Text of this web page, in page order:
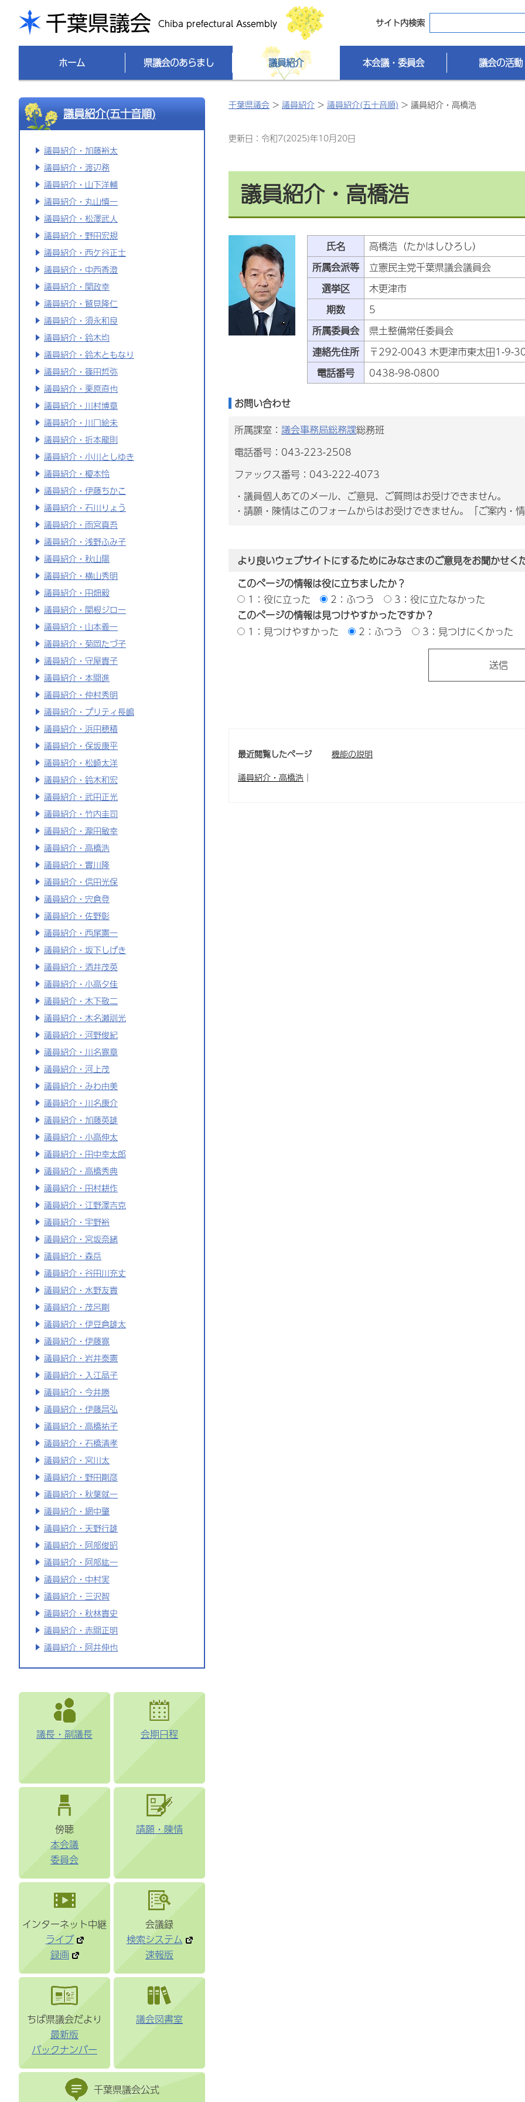
千葉県議会
サイト内検索
ホーム 県議会のあらまし 議員紹介 本会議・委員会 議会の活動
議員紹介(五十音順)
議員紹介・加藤裕太
議員紹介・渡辺務
議員紹介・山下洋輔
議員紹介・丸山慎一
議員紹介・松澤武人
議員紹介・野田宏規
議員紹介・西ケ谷正士
議員紹介・中西香澄
議員紹介・関政幸
議員紹介・鷲見隆仁
議員紹介・須永和良
議員紹介・鈴木均
議員紹介・鈴木ともなり
議員紹介・篠田哲弥
議員紹介・栗原直也
議員紹介・川村博章
議員紹介・川口絵未
議員紹介・折本龍則
議員紹介・小川としゆき
議員紹介・榎本怜
議員紹介・伊藤ちかこ
議員紹介・石川りょう
議員紹介・雨宮真吾
議員紹介・浅野ふみ子
議員紹介・秋山陽
議員紹介・横山秀明
議員紹介・田畑毅
議員紹介・関根ジロー
議員紹介・山本義一
議員紹介・菊岡たづ子
議員紹介・守屋貴子
議員紹介・本間進
議員紹介・仲村秀明
議員紹介・プリティ長嶋
議員紹介・浜田穂積
議員紹介・保坂康平
議員紹介・松崎太洋
議員紹介・鈴木和宏
議員紹介・武田正光
議員紹介・竹内圭司
議員紹介・瀧田敏幸
議員紹介・高橋浩
議員紹介・實川隆
議員紹介・信田光保
議員紹介・宍倉登
議員紹介・佐野彰
議員紹介・西尾憲一
議員紹介・坂下しげき
議員紹介・酒井茂英
議員紹介・小高夕佳
議員紹介・木下敬二
議員紹介・木名瀬訓光
議員紹介・河野俊紀
議員紹介・川名寛章
議員紹介・河上茂
議員紹介・みわ由美
議員紹介・川名康介
議員紹介・加藤英雄
議員紹介・小高伸太
議員紹介・田中幸太郎
議員紹介・高橋秀典
議員紹介・田村耕作
議員紹介・江野澤吉克
議員紹介・宇野裕
議員紹介・宮坂奈緒
議員紹介・森岳
議員紹介・谷田川充丈
議員紹介・水野友貴
議員紹介・茂呂剛
議員紹介・伊豆倉雄太
議員紹介・伊藤寛
議員紹介・岩井泰憲
議員紹介・入江晶子
議員紹介・今井勝
議員紹介・伊藤昌弘
議員紹介・高橋祐子
議員紹介・石橋清孝
議員紹介・宮川太
議員紹介・野田剛彦
議員紹介・秋葉就一
議員紹介・網中肇
議員紹介・天野行雄
議員紹介・阿部俊昭
議員紹介・阿部紘一
議員紹介・中村実
議員紹介・三沢智
議員紹介・秋林貴史
議員紹介・赤間正明
議員紹介・阿井伸也
議長・副議長 会期日程
傍聴
本会議
委員会
請願・陳情
インターネット中継
ライブ
録画
会議録
検索システム
速報版
ちば県議会だより
最新版
バックナンバー
議会図書室
千葉県議会公式
千葉県議会 > 議員紹介 > 議員紹介(五十音順) > 議員紹介・高橋浩
更新日：令和7(2025)年10月20日
議員紹介・高橋浩
氏名
高橋浩（たかはしひろし）
所属会派等
立憲民主党千葉県議会議員会
選挙区
木更津市
期数
5
所属委員会
県土整備常任委員会
連絡先住所
〒292-0043 木更津市東太田1-9-
電話番号
0438-98-0800
お問い合わせ
所属課室： 議会事務局総務課総務班
電話番号：043-223-2508
ファックス番号：043-222-4073
・議員個人あてのメール、ご意見、ご質問はお受けできません。
・請願・陳情はこのフォームからはお受けできません。「ご案内
より良いウェブサイトにするためにみなさまのご意見をお聞かせく
このページの情報は役に立ちましたか？
1：役に立った
2：ふつう
3：役に立たなかった
このページの情報は見つけやすかったですか？
1：見つけやすかった
2：ふつう 3：見つけにくかった
最近閲覧したページ
機能の説明
議員紹介・高橋浩 ｜